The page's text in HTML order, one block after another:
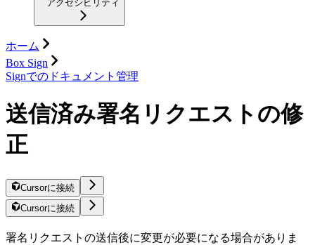
アクセシビリティ
ホーム
Box Sign
Signでのドキュメント管理
送信済み署名リクエストの修
正
Cursorに接続
Cursorに接続
署名リクエストの送信後に変更が必要になる場合がありま